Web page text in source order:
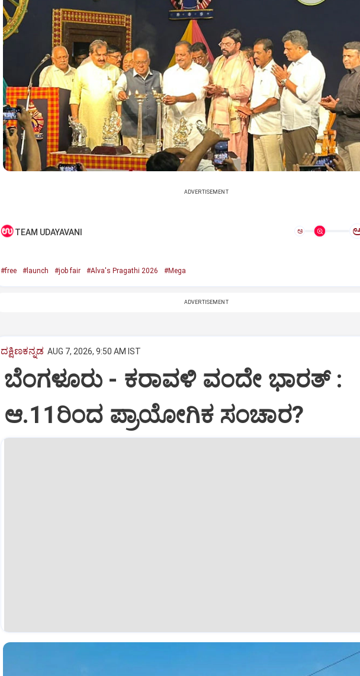
ADVERTISEMENT
TEAM UDAYAVANI ಅ
#free #launch #job fair #Alva's Pragathi 2026 #Mega
ADVERTISEMENT
ದಕ್ಷಿಣಕನ್ನಡ AUG 7, 2026, 9:50 AM IST
ಬೆಂಗಳೂರು - ಕರಾವಳಿ ವಂದೇ ಭಾರತ್‌ :
ಆ.11ರಿಂದ ಪ್ರಾಯೋಗಿಕ ಸಂಚಾರ?